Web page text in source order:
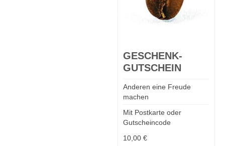
GESCHENK-
GUTSCHEIN
Anderen eine Freude
machen
Mit Postkarte oder
Gutscheincode
10,00 €